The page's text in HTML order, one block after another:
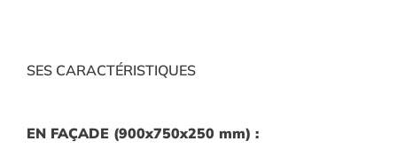
SES CARACTÉRISTIQUES
EN FAÇADE (900x750x250 mm) :